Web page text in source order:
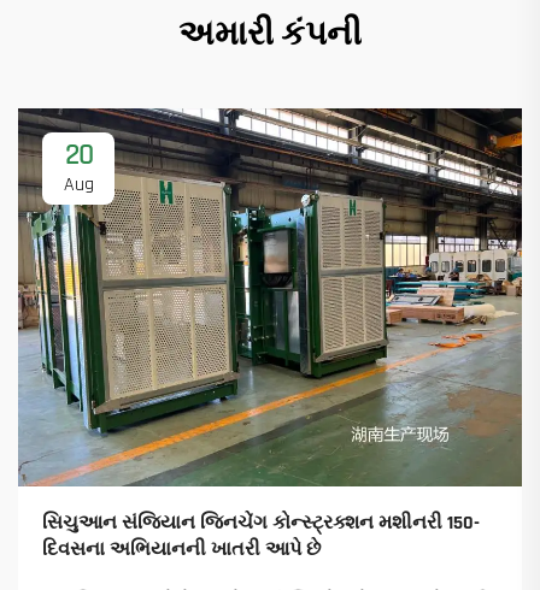
અમારી કંપની
20
Aug
સિચુઆન સંજિયાન જિનચેંગ કોન્સ્ટ્રક્શન મશીનરી 150-
દિવસના અભિયાનની ખાતરી આપે છે